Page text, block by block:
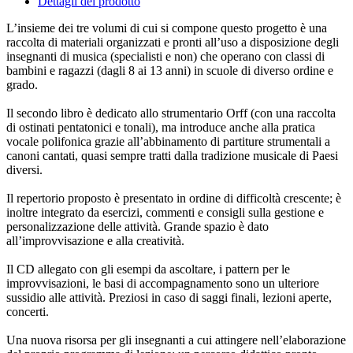
L’insieme dei tre volumi di cui si compone questo progetto è una
raccolta di materiali organizzati e pronti all’uso a disposizione degli
insegnanti di musica (specialisti e non) che operano con classi di
bambini e ragazzi (dagli 8 ai 13 anni) in scuole di diverso ordine e
grado.
Il secondo libro è dedicato allo strumentario Orff (con una raccolta
di ostinati pentatonici e tonali), ma introduce anche alla pratica
vocale polifonica grazie all’abbinamento di partiture strumentali a
canoni cantati, quasi sempre tratti dalla tradizione musicale di Paesi
diversi.
Il repertorio proposto è presentato in ordine di difficoltà crescente; è
inoltre integrato da esercizi, commenti e consigli sulla gestione e
personalizzazione delle attività. Grande spazio è dato
all’improvvisazione e alla creatività.
Il CD allegato con gli esempi da ascoltare, i pattern per le
improvvisazioni, le basi di accompagnamento sono un ulteriore
sussidio alle attività. Preziosi in caso di saggi finali, lezioni aperte,
concerti.
Una nuova risorsa per gli insegnanti a cui attingere nell’elaborazione